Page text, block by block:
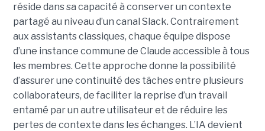
réside dans sa capacité à conserver un contexte
partagé au niveau d’un canal Slack. Contrairement
aux assistants classiques, chaque équipe dispose
d’une instance commune de Claude accessible à tous
les membres. Cette approche donne la possibilité
d’assurer une continuité des tâches entre plusieurs
collaborateurs, de faciliter la reprise d’un travail
entamé par un autre utilisateur et de réduire les
pertes de contexte dans les échanges. L’IA devient